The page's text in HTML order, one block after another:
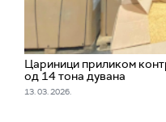
Цариници приликом
од 14 тона дувана
13. 03. 2026.